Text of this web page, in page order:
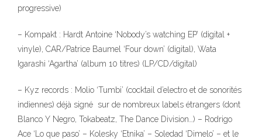
progressive)
– Kompakt : Hardt Antoine ‘Nobody’s watching EP’ (digital +
vinyle), CAR/Patrice Baumel ‘Four down’ (digital), Wata
Igarashi ‘Agartha’ (album 10 titres) (LP/CD/digital)
– Kyz records : Molio ‘Tumbi’ (cocktail d’electro et de sonorités
indiennes) déjà signé sur de nombreux labels étrangers (dont
Blanco Y Negro, Tokabeatz, The Dance Division…) – Rodrigo
Ace ‘Lo que paso’ – Kolesky ‘Etnika’ – Soledad ‘Dimelo’ – et le
10